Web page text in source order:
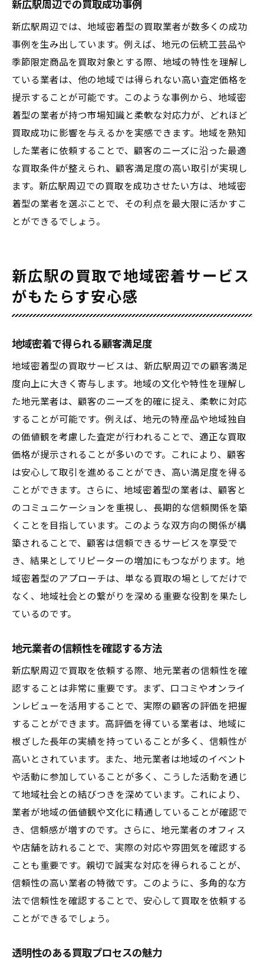
新広駅周辺での買取成功事例
新広駅周辺では、地域密着型の買取業者が数多くの成功
事例を生み出しています。例えば、地元の伝統工芸品や
季節限定商品を買取対象とする際、地域の特性を理解し
ている業者は、他の地域では得られない高い査定価格を
提示することが可能です。このような事例から、地域密
着型の業者が持つ市場知識と柔軟な対応力が、どれほど
買取成功に影響を与えるかを実感できます。地域を熟知
した業者に依頼することで、顧客のニーズに沿った最適
な買取条件が整えられ、顧客満足度の高い取引が実現し
ます。新広駅周辺での買取を成功させたい方は、地域密
着型の業者を選ぶことで、その利点を最大限に活かすこ
とができるでしょう。
新広駅の買取で地域密着サービス
がもたらす安心感
地域密着で得られる顧客満足度
地域密着型の買取サービスは、新広駅周辺での顧客満足
度向上に大きく寄与します。地域の文化や特性を理解し
た地元業者は、顧客のニーズを的確に捉え、柔軟に対応
することが可能です。例えば、地元の特産品や地域独自
の価値観を考慮した査定が行われることで、適正な買取
価格が提示されることが多いのです。これにより、顧客
は安心して取引を進めることができ、高い満足度を得る
ことができます。さらに、地域密着型の業者は、顧客と
のコミュニケーションを重視し、長期的な信頼関係を築
くことを目指しています。このような双方向の関係が構
築されることで、顧客は信頼できるサービスを享受で
き、結果としてリピーターの増加にもつながります。地
域密着型のアプローチは、単なる買取の場としてだけで
なく、地域社会との繋がりを深める重要な役割を果たし
ているのです。
地元業者の信頼性を確認する方法
新広駅周辺で買取を依頼する際、地元業者の信頼性を確
認することは非常に重要です。まず、口コミやオンライ
ンレビューを活用することで、実際の顧客の評価を把握
することができます。高評価を得ている業者は、地域に
根ざした長年の実績を持っていることが多く、信頼性が
高いとされています。また、地元業者は地域のイベント
や活動に参加していることが多く、こうした活動を通じ
て地域社会との結びつきを深めています。これにより、
業者が地域の価値観や文化に精通していることが確認で
き、信頼感が増すのです。さらに、地元業者のオフィス
や店舗を訪れることで、実際の対応や雰囲気を確認する
ことも重要です。親切で誠実な対応を得られることが、
信頼性の高い業者の特徴です。このように、多角的な方
法で信頼性を確認することで、安心して買取を依頼する
ことができるでしょう。
透明性のある買取プロセスの魅力